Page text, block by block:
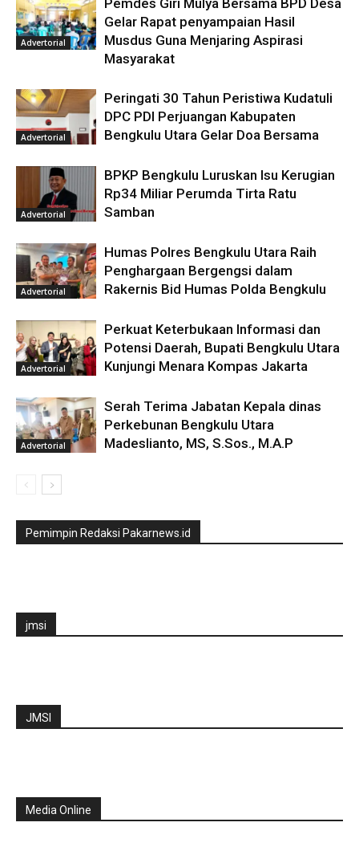
Advertorial
Pemdes Giri Mulya Bersama BPD Desa
Gelar Rapat penyampaian Hasil
Musdus Guna Menjaring Aspirasi
Masyarakat
Advertorial
Peringati 30 Tahun Peristiwa Kudatuli
DPC PDI Perjuangan Kabupaten
Bengkulu Utara Gelar Doa Bersama
Advertorial
BPKP Bengkulu Luruskan Isu Kerugian
Rp34 Miliar Perumda Tirta Ratu
Samban
Advertorial
Humas Polres Bengkulu Utara Raih
Penghargaan Bergengsi dalam
Rakernis Bid Humas Polda Bengkulu
Advertorial
Perkuat Keterbukaan Informasi dan
Potensi Daerah, Bupati Bengkulu Utara
Kunjungi Menara Kompas Jakarta
Advertorial
Serah Terima Jabatan Kepala dinas
Perkebunan Bengkulu Utara
Madeslianto, MS, S.Sos., M.A.P
Pemimpin Redaksi Pakarnews.id
jmsi
JMSI
Media Online